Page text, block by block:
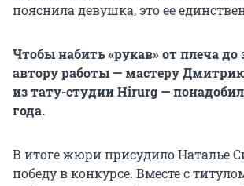
пояснила девушка, это ее
Чтобы набить «рукав» от плеча до
автору работы — мастеру
из тату-студии Hirurg —
года.
В итоге жюри присудило Наталье
победу в конкурсе. Вместе с